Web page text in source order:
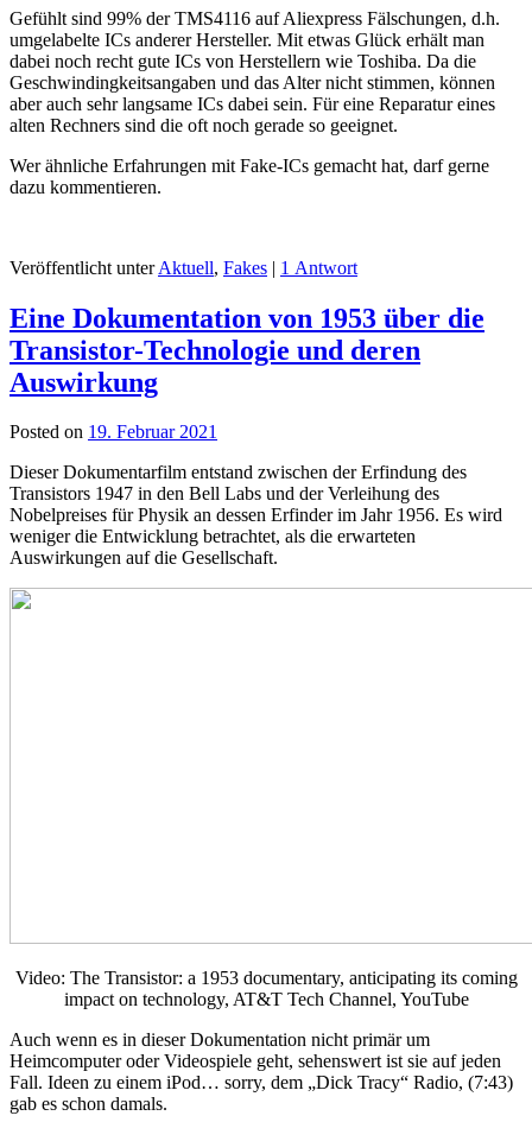
Gefühlt sind 99% der TMS4116 auf Aliexpress Fälschungen, d.h.
umgelabelte ICs anderer Hersteller. Mit etwas Glück erhält man
dabei noch recht gute ICs von Herstellern wie Toshiba. Da die
Geschwindingkeitsangaben und das Alter nicht stimmen, können
aber auch sehr langsame ICs dabei sein. Für eine Reparatur eines
alten Rechners sind die oft noch gerade so geeignet.
Wer ähnliche Erfahrungen mit Fake-ICs gemacht hat, darf gerne
dazu kommentieren.
Veröffentlicht unterAktuell, Fakes | 1 Antwort
Eine Dokumentation von 1953 über die
Transistor-Technologie und deren
Auswirkung
Posted on 19. Februar 2021
Dieser Dokumentarfilm entstand zwischen der Erfindung des
Transistors 1947 in den Bell Labs und der Verleihung des
Nobelpreises für Physik an dessen Erfinder im Jahr 1956. Es wird
weniger die Entwicklung betrachtet, als die erwarteten
Auswirkungen auf die Gesellschaft.
Video: The Transistor: a 1953 documentary, anticipating its coming
impact on technology, AT&T Tech Channel, YouTube
Auch wenn es in dieser Dokumentation nicht primär um
Heimcomputer oder Videospiele geht, sehenswert ist sie auf jeden
Fall. Ideen zu einem iPod… sorry, dem „Dick Tracy“ Radio, (7:43)
gab es schon damals.